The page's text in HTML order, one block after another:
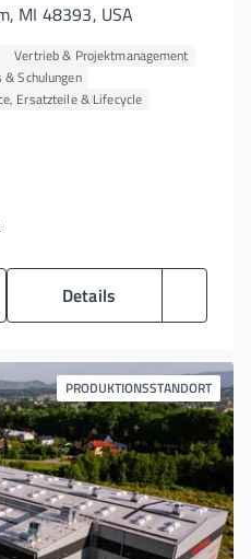
MI 48393, USA
Vertrieb & Projektmanagement
& Schulungen
Ersatzteile & Lifecycle
Details
PRODUKTIONSSTANDORT